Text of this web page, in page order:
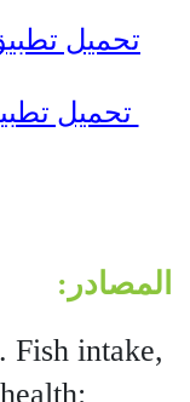
تحميل
تحميل
المصادر:
intake,